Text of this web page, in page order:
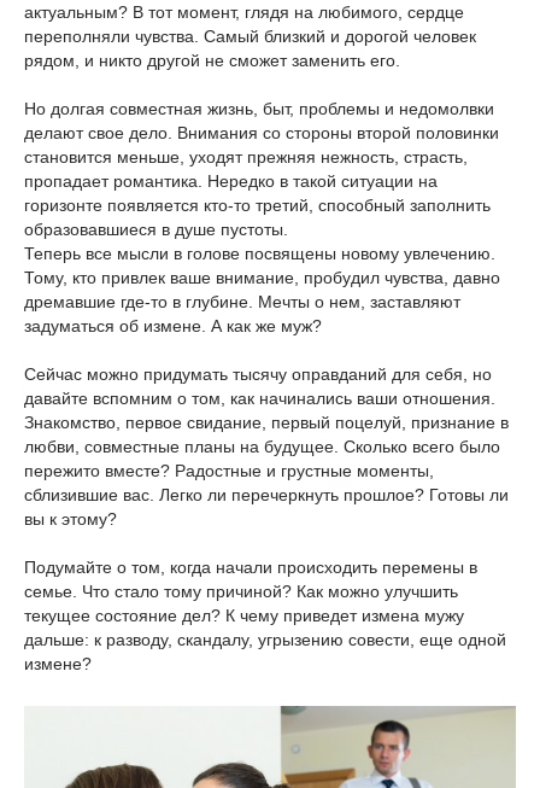
актуальным? В тот момент, глядя на любимого, сердце
переполняли чувства. Самый близкий и дорогой человек
рядом, и никто другой не сможет заменить его.
Но долгая совместная жизнь, быт, проблемы и недомолвки
делают свое дело. Внимания со стороны второй половинки
становится меньше, уходят прежняя нежность, страсть,
пропадает романтика. Нередко в такой ситуации на
горизонте появляется кто-то третий, способный заполнить
образовавшиеся в душе пустоты.
Теперь все мысли в голове посвящены новому увлечению.
Тому, кто привлек ваше внимание, пробудил чувства, давно
дремавшие где-то в глубине. Мечты о нем, заставляют
задуматься об измене. А как же муж?
Сейчас можно придумать тысячу оправданий для себя, но
давайте вспомним о том, как начинались ваши отношения.
Знакомство, первое свидание, первый поцелуй, признание в
любви, совместные планы на будущее. Сколько всего было
пережито вместе? Радостные и грустные моменты,
сблизившие вас. Легко ли перечеркнуть прошлое? Готовы ли
вы к этому?
Подумайте о том, когда начали происходить перемены в
семье. Что стало тому причиной? Как можно улучшить
текущее состояние дел? К чему приведет измена мужу
дальше: к разводу, скандалу, угрызению совести, еще одной
измене?